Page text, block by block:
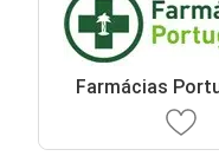
Farmácias